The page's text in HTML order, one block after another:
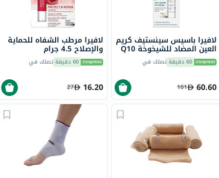
لافيرا باسيس سينستيف كريم
العين المضاد للشيخوخة Q10
15 مل 60 دقيقة تصلك في
60.60
101
لافيرا مرطب الشفاه للحماية
والإصلاح 4.5 جرام
60 دقيقة تصلك في
16.20
27